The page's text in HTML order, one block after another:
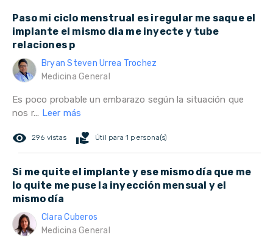
Paso mi ciclo menstrual es iregular me saque el
implante el mismo dia me inyecte y tube
relaciones p
Bryan Steven Urrea Trochez
Medicina General
Es poco probable un embarazo según la situación que
nos r... Leer más
remove_red_eye 296 vistas volunteer_activism Útil para 1 persona(s)
Si me quite el implante y ese mismo día que me
lo quite me puse la inyección mensual y el
mismo día
Clara Cuberos
Medicina General